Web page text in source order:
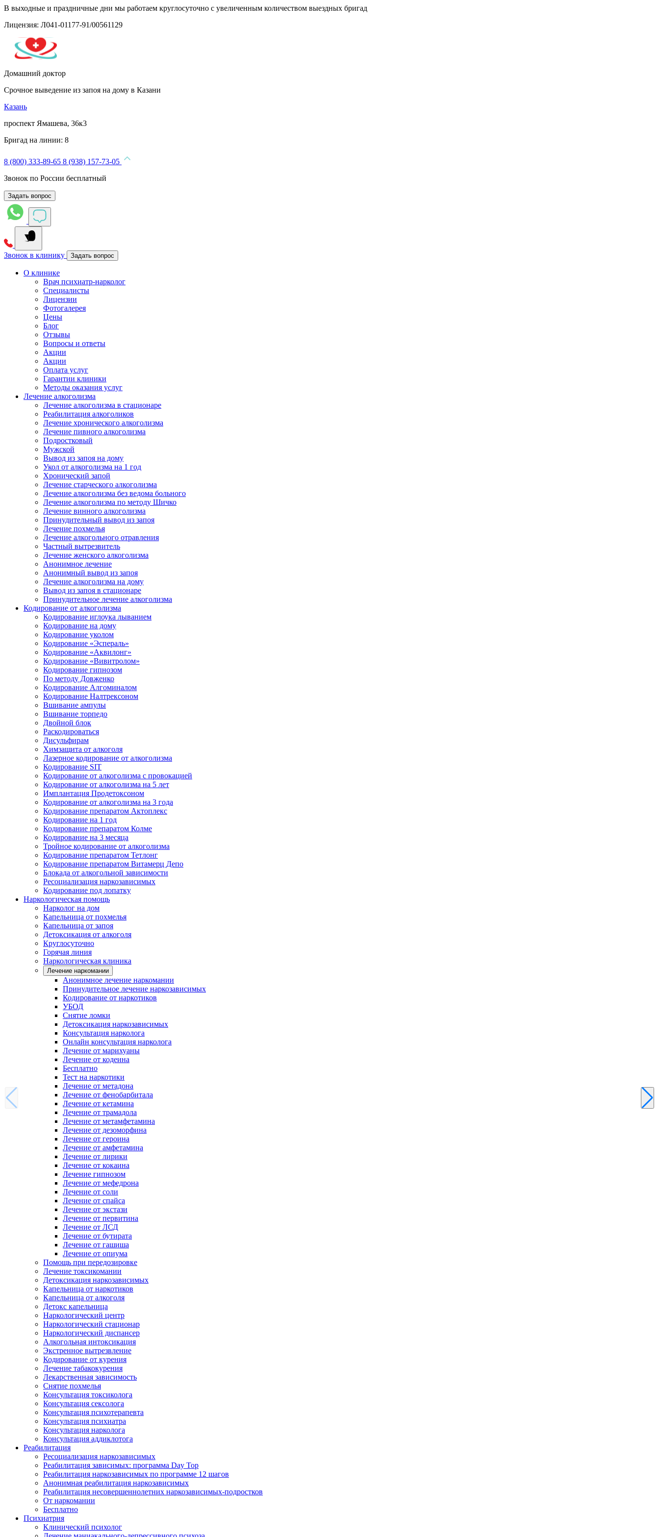
В выходные и праздничные дни мы работаем круглосуточно с увеличенным количеством выездных бригад
Лицензия: Л041-01177-91/00561129
Домашний доктор
Срочное выведение из запоя на дому в Казани
Казань
проспект Ямашева, 36к3
Бригад на линии: 8
8 (800) 333-89-65 8 (938) 157-73-05
Звонок по России бесплатный
Задать вопрос
Звонок в клинику Задать вопрос
О клинике
Врач психиатр-нарколог
Специалисты
Лицензии
Фотогалерея
Цены
Блог
Отзывы
Вопросы и ответы
Акции
Акции
Оплата услуг
Гарантии клиники
Методы оказания услуг
Лечение алкоголизма
Лечение алкоголизма в стационаре
Реабилитация алкоголиков
Лечение хронического алкоголизма
Лечение пивного алкоголизма
Подростковый
Мужской
Вывод из запоя на дому
Укол от алкоголизма на 1 год
Хронический запой
Лечение старческого алкоголизма
Лечение алкоголизма без ведома больного
Лечение алкоголизма по методу Шичко
Лечение винного алкоголизма
Принудительный вывод из запоя
Лечение похмелья
Лечение алкогольного отравления
Частный вытрезвитель
Лечение женского алкоголизма
Анонимное лечение
Анонимный вывод из запоя
Лечение алкоголизма на дому
Вывод из запоя в стационаре
Принудительное лечение алкоголизма
Кодирование от алкоголизма
Кодирование иглоука лыванием
Кодирование на дому
Кодирование уколом
Кодирование «Эспераль»
Кодирование «Аквилонг»
Кодирование «Вивитролом»
Кодирование гипнозом
По методу Довженко
Кодирование Алгоминалом
Кодирование Налтрексоном
Вшивание ампулы
Вшивание торпедо
Двойной блок
Раскодироваться
Дисульфирам
Химзащита от алкоголя
Лазерное кодирование от алкоголизма
Кодирование SIT
Кодирование от алкоголизма с провокацией
Кодирование от алкоголизма на 5 лет
Имплантация Продетоксоном
Кодирование от алкоголизма на 3 года
Кодирование препаратом Актоплекс
Кодирование на 1 год
Кодирование препаратом Колме
Кодирование на 3 месяца
Тройное кодирование от алкоголизма
Кодирование препаратом Тетлонг
Кодирование препаратом Витамерц Депо
Блокада от алкогольной зависимости
Ресоциализация наркозависимых
Кодирование под лопатку
Наркологическая помощь
Нарколог на дом
Капельница от похмелья
Капельница от запоя
Детоксикация от алкоголя
Круглосуточно
Горячая линия
Наркологическая клиника
Лечение наркомании
Анонимное лечение наркомании
Принудительное лечение наркозависимых
Кодирование от наркотиков
УБОД
Снятие ломки
Детоксикация наркозависимых
Консультация нарколога
Онлайн консультация нарколога
Лечение от марихуаны
Лечение от кодеина
Бесплатно
Тест на наркотики
Лечение от метадона
Лечение от фенобарбитала
Лечение от кетамина
Лечение от трамадола
Лечение от метамфетамина
Лечение от дезоморфина
Лечение от героина
Лечение от амфетамина
Лечение от лирики
Лечение от кокаина
Лечение гипнозом
Лечение от мефедрона
Лечение от соли
Лечение от спайса
Лечение от экстази
Лечение от первитина
Лечение от ЛСД
Лечение от бутирата
Лечение от гашиша
Лечение от опиума
Помощь при передозировке
Лечение токсикомании
Детоксикация наркозависимых
Капельница от наркотиков
Капельница от алкоголя
Детокс капельница
Наркологический центр
Наркологический стационар
Наркологический диспансер
Алкогольная интоксикация
Экстренное вытрезвление
Кодирование от курения
Лечение табакокурения
Лекарственная зависимость
Снятие похмелья
Консультация токсиколога
Консультация сексолога
Консультация психотерапевта
Консультация психиатра
Консультация нарколога
Консультация аддиклотога
Реабилитация
Ресоциализация наркозависимых
Реабилитация зависимых: программа Day Top
Реабилитация наркозависимых по программе 12 шагов
Анонимная реабилитация наркозависимых
Реабилитация несовершеннолетних наркозависимых-подростков
От наркомании
Бесплатно
Психиатрия
Клинический психолог